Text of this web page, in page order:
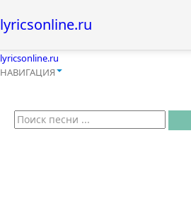
lyricsonline.ru
lyricsonline.ru
НАВИГАЦИЯ